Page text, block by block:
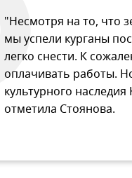
"Несмотря на то, что
мы успели курганы
легко снести. К
оплачивать работы.
культурного
отметила Стоянова.